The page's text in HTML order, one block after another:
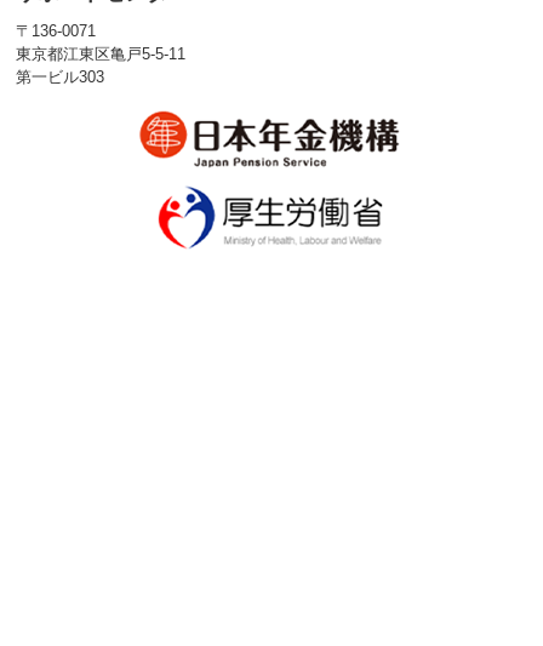
〒136-0071
東京都江東区亀戸5-5-11
第一ビル303